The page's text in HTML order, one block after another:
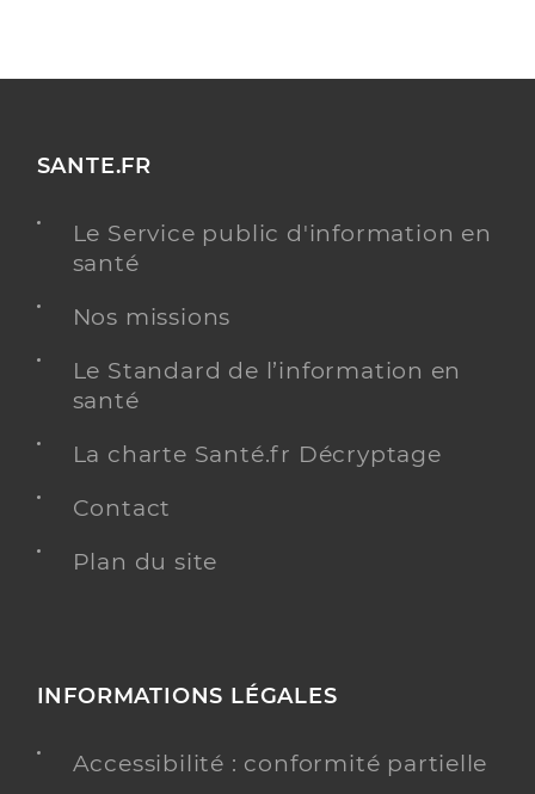
SANTE.FR
Le Service public d'information en
santé
Nos missions
Le Standard de l’information en
santé
La charte Santé.fr Décryptage
Contact
Plan du site
INFORMATIONS LÉGALES
Accessibilité : conformité partielle